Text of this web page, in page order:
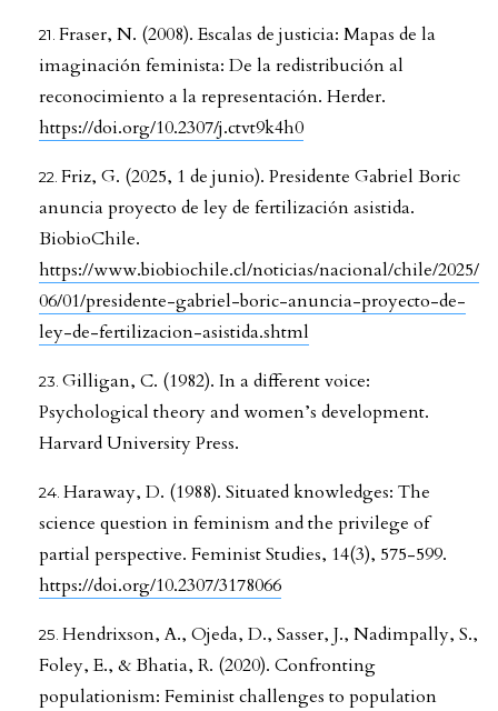
Fraser, N. (2008). Escalas de justicia: Mapas de la
imaginación feminista: De la redistribución al
reconocimiento a la representación. Herder.
https://doi.org/10.2307/j.ctvt9k4h0
Friz, G. (2025, 1 de junio). Presidente Gabriel Boric
anuncia proyecto de ley de fertilización asistida.
BiobioChile.
https://www.biobiochile.cl/noticias/nacional/chile/2025/
06/01/presidente-gabriel-boric-anuncia-proyecto-de-
ley-de-fertilizacion-asistida.shtml
Gilligan, C. (1982). In a different voice:
Psychological theory and women’s development.
Harvard University Press.
Haraway, D. (1988). Situated knowledges: The
science question in feminism and the privilege of
partial perspective. Feminist Studies, 14(3), 575-599.
https://doi.org/10.2307/3178066
Hendrixson, A., Ojeda, D., Sasser, J., Nadimpally, S.,
Foley, E., & Bhatia, R. (2020). Confronting
populationism: Feminist challenges to population